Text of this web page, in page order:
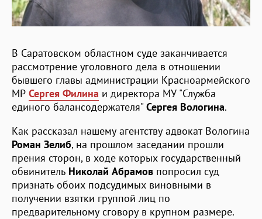
В Саратовском областном суде заканчивается
рассмотрение уголовного дела в отношении
бывшего главы администрации Красноармейского
МР Сергея Филина и директора МУ "Служба
единого балансодержателя" Сергея Вологина.
Как рассказал нашему агентству адвокат Вологина
Роман Зелиб, на прошлом заседании прошли
прения сторон, в ходе которых государственный
обвинитель Николай Абрамов попросил суд
признать обоих подсудимых виновными в
получении взятки группой лиц по
предварительному сговору в крупном размере.